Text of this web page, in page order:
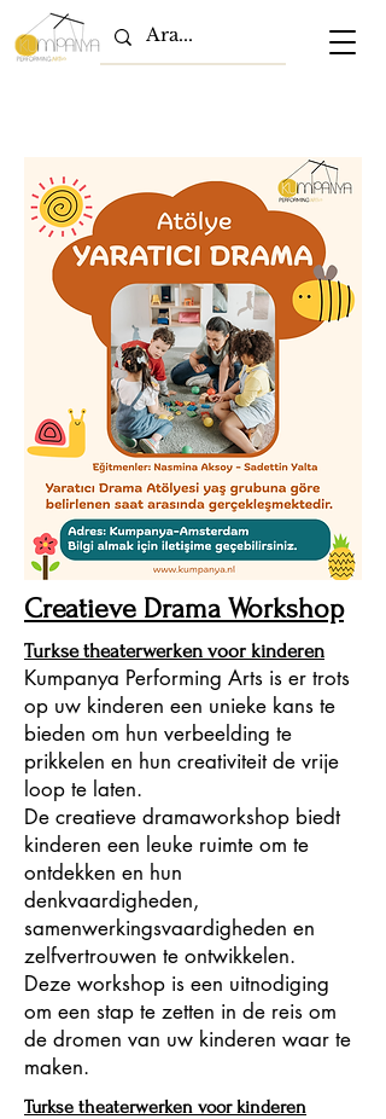
Creatieve Drama Workshop
Turkse theaterwerken voor kinderen
Kumpanya Performing Arts is er trots
op uw kinderen een unieke kans te
bieden om hun verbeelding te
prikkelen en hun creativiteit de vrije
loop te laten.
De creatieve dramaworkshop biedt
kinderen een leuke ruimte om te
ontdekken en hun
denkvaardigheden,
samenwerkingsvaardigheden en
zelfvertrouwen te ontwikkelen.
Deze workshop is een uitnodiging
om een stap te zetten in de reis om
de dromen van uw kinderen waar te
maken.
Turkse theaterwerken voor kinderen